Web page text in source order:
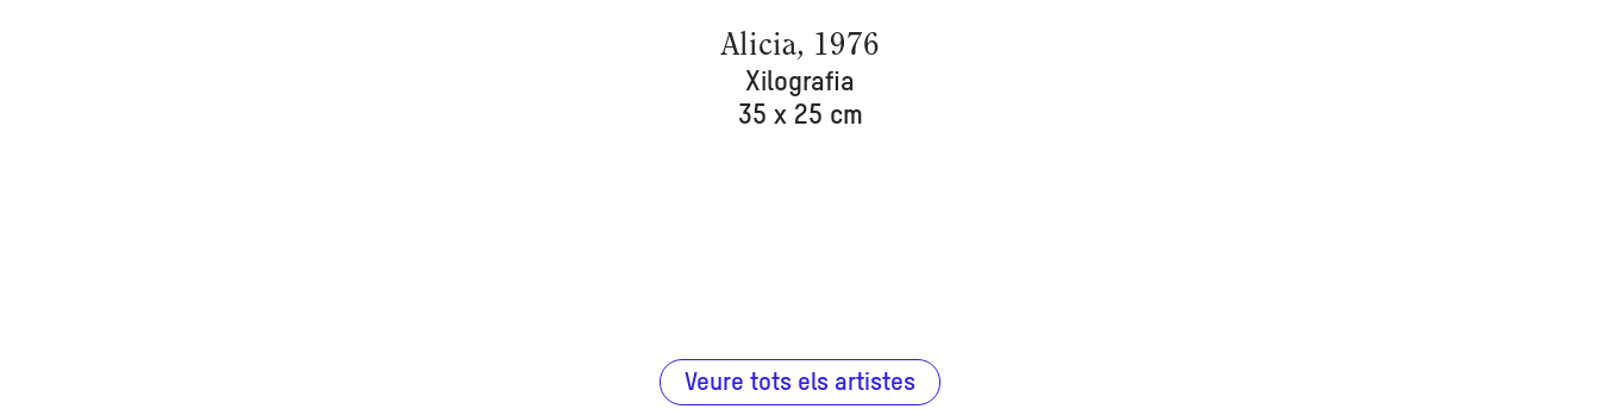
Alicia, 1976
Xilografia
35 x 25 cm
Veure tots els artistes